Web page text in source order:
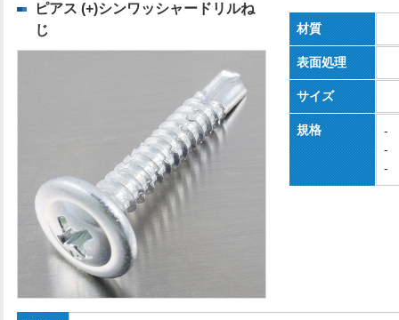
ピアス (+)シンワッシャードリルね
じ
材質
表面処理
サイズ
規格
-
-
-